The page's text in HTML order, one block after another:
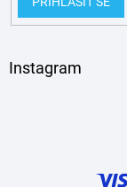
Instagram